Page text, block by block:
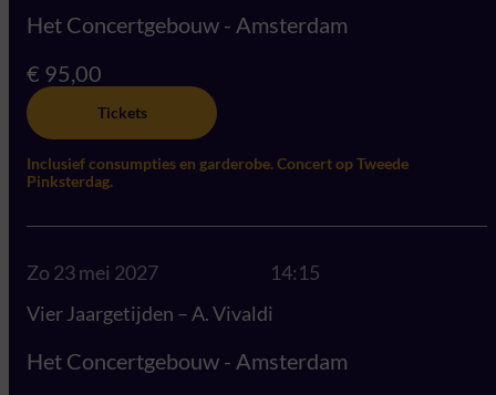
Het Concertgebouw - Amsterdam
€ 95,00
Tickets
Inclusief consumpties en garderobe. Concert op Tweede
Pinksterdag.
Zo 23 mei 2027
14:15
Vier Jaargetijden – A. Vivaldi
Het Concertgebouw - Amsterdam